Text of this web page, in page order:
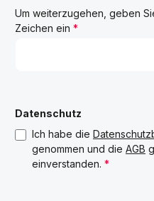
Um weiterzugehen, geben
Zeichen ein *
Datenschutz
Ich habe die
genommen und die AGB
einverstanden. *